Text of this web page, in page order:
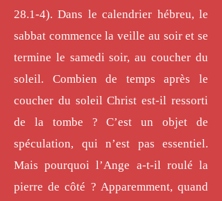
28.1-4). Dans le calendrier hébreu, le
sabbat commence la veille au soir et se
termine le samedi soir, au coucher du
soleil. Combien de temps après le
coucher du soleil Christ est-il ressorti
de la tombe ? C’est un objet de
spéculation, qui n’est pas essentiel.
Mais pourquoi l’Ange a-t-il roulé la
pierre de côté ? Apparemment, quand